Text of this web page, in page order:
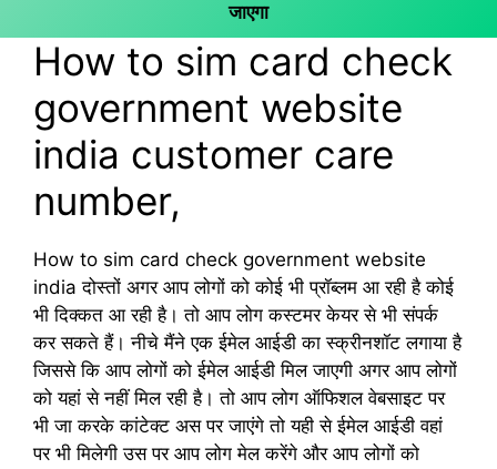
जाएगा
How to sim card check
government website
india customer care
number,
How to sim card check government website
india दोस्तों अगर आप लोगों को कोई भी प्रॉब्लम आ रही है कोई
भी दिक्कत आ रही है। तो आप लोग कस्टमर केयर से भी संपर्क
कर सकते हैं। नीचे मैंने एक ईमेल आईडी का स्क्रीनशॉट लगाया है
जिससे कि आप लोगों को ईमेल आईडी मिल जाएगी अगर आप लोगों
को यहां से नहीं मिल रही है। तो आप लोग ऑफिशल वेबसाइट पर
भी जा करके कांटेक्ट अस पर जाएंगे तो यही से ईमेल आईडी वहां
पर भी मिलेगी उस पर आप लोग मेल करेंगे और आप लोगों को